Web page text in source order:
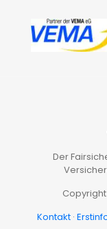
Der
Kontakt ·